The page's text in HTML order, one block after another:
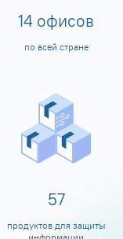
14 офисов
по всей стране
60
продуктов для защиты